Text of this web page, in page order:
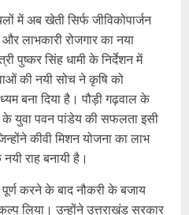
में अब खेती सिर्फ जीविकोपार्जन
लाभकारी रोजगार का नया
पुष्कर सिंह धामी के निर्देशन में
की नयी सोच ने कृषि को
बना दिया है। पौड़ी गढ़वाल के
युवा पवन पांडेय की सफलता इसी
कीवी मिशन योजना का लाभ
राह बनायी है।
पूर्ण करने के बाद नौकरी के बजाय
लिया। उन्होंने उत्तराखंड सरकार